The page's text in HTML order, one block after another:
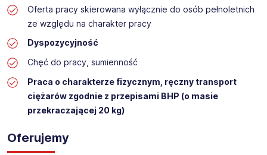
Oferta pracy skierowana wyłącznie do osób pełnoletnich
ze względu na charakter pracy
Dyspozycyjność
Chęć do pracy, sumienność
Praca o charakterze fizycznym, ręczny transport
ciężarów zgodnie z przepisami BHP (o masie
przekraczającej 20 kg)
Oferujemy